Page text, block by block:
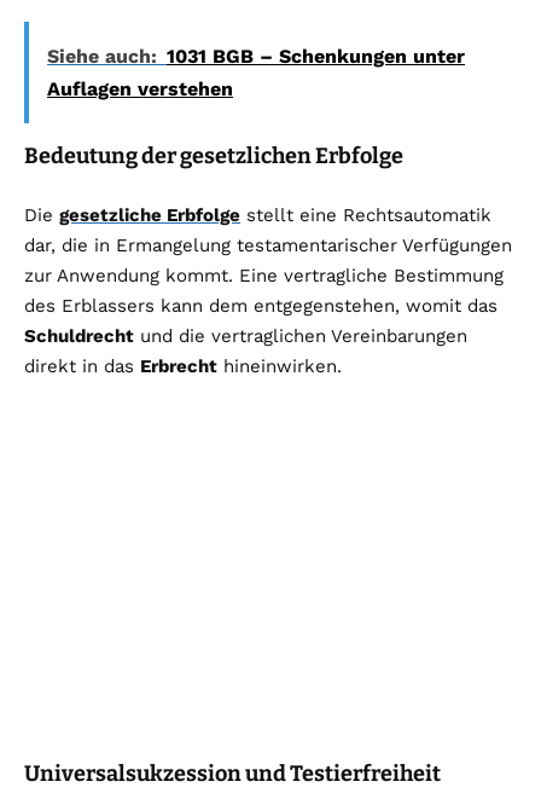
Siehe auch: 1031 BGB – Schenkungen unter
Auflagen verstehen
Bedeutung der gesetzlichen Erbfolge
Die gesetzliche Erbfolge stellt eine Rechtsautomatik
dar, die in Ermangelung testamentarischer Verfügungen
zur Anwendung kommt. Eine vertragliche Bestimmung
des Erblassers kann dem entgegenstehen, womit das
Schuldrecht und die vertraglichen Vereinbarungen
direkt in das Erbrecht hineinwirken.
Universalsukzession und Testierfreiheit